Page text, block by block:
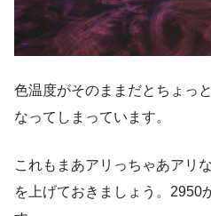
色温度がそのままだとちょっ
なってしまっています。
これもまあアリっちゃあアリ
を上げておきましょう。2950